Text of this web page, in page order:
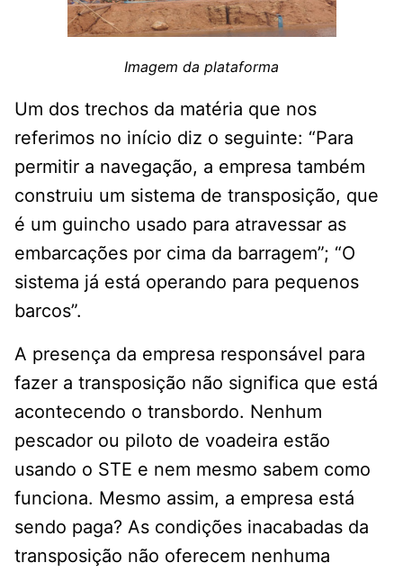
Imagem da plataforma
Um dos trechos da matéria que nos
referimos no início diz o seguinte: “Para
permitir a navegação, a empresa também
construiu um sistema de transposição, que
é um guincho usado para atravessar as
embarcações por cima da barragem”; “O
sistema já está operando para pequenos
barcos”.
A presença da empresa responsável para
fazer a transposição não significa que está
acontecendo o transbordo. Nenhum
pescador ou piloto de voadeira estão
usando o STE e nem mesmo sabem como
funciona. Mesmo assim, a empresa está
sendo paga? As condições inacabadas da
transposição não oferecem nenhuma